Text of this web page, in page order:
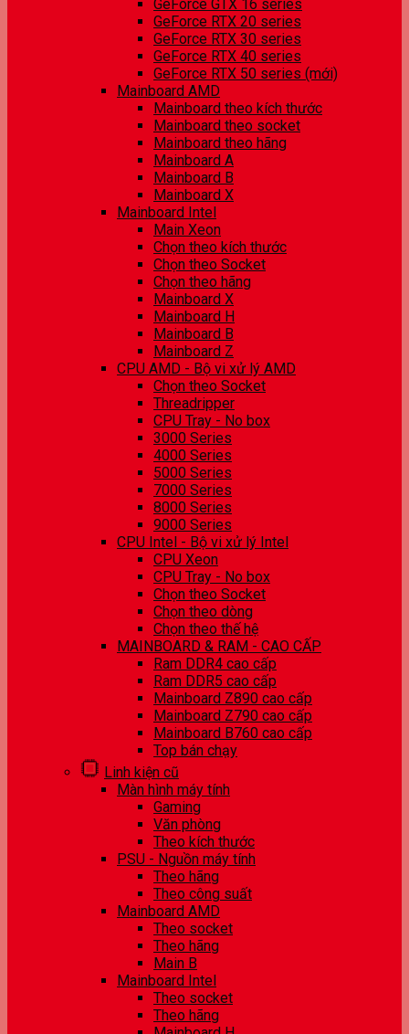
GeForce GTX 16 series
GeForce RTX 20 series
GeForce RTX 30 series
GeForce RTX 40 series
GeForce RTX 50 series (mới)
Mainboard AMD
Mainboard theo kích thước
Mainboard theo socket
Mainboard theo hãng
Mainboard A
Mainboard B
Mainboard X
Mainboard Intel
Main Xeon
Chọn theo kích thước
Chọn theo Socket
Chọn theo hãng
Mainboard X
Mainboard H
Mainboard B
Mainboard Z
CPU AMD - Bộ vi xử lý AMD
Chọn theo Socket
Threadripper
CPU Tray - No box
3000 Series
4000 Series
5000 Series
7000 Series
8000 Series
9000 Series
CPU Intel - Bộ vi xử lý Intel
CPU Xeon
CPU Tray - No box
Chọn theo Socket
Chọn theo dòng
Chọn theo thế hệ
MAINBOARD & RAM - CAO CẤP
Ram DDR4 cao cấp
Ram DDR5 cao cấp
Mainboard Z890 cao cấp
Mainboard Z790 cao cấp
Mainboard B760 cao cấp
Top bán chạy
Linh kiện cũ
Màn hình máy tính
Gaming
Văn phòng
Theo kích thước
PSU - Nguồn máy tính
Theo hãng
Theo công suất
Mainboard AMD
Theo socket
Theo hãng
Main B
Mainboard Intel
Theo socket
Theo hãng